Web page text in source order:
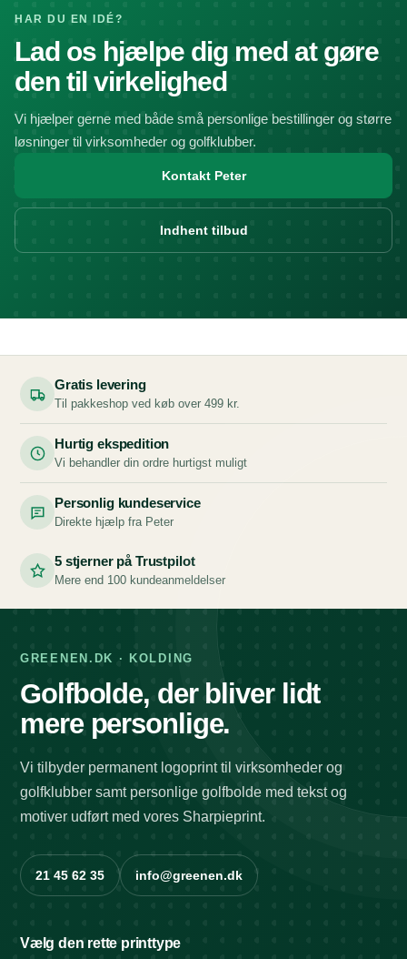
HAR DU EN IDÉ?
Lad os hjælpe dig med at gøre
den til virkelighed
Vi hjælper gerne med både små personlige bestillinger og større
løsninger til virksomheder og golfklubber.
Kontakt Peter
Indhent tilbud
Gratis levering
Til pakkeshop ved køb over 499 kr.
Hurtig ekspedition
Vi behandler din ordre hurtigst muligt
Personlig kundeservice
Direkte hjælp fra Peter
5 stjerner på Trustpilot
Mere end 100 kundeanmeldelser
GREENEN.DK · KOLDING
Golfbolde, der bliver lidt
mere personlige.
Vi tilbyder permanent logoprint til virksomheder og
golfklubber samt personlige golfbolde med tekst og
motiver udført med vores Sharpieprint.
21 45 62 35 info@greenen.dk
Vælg den rette printtype